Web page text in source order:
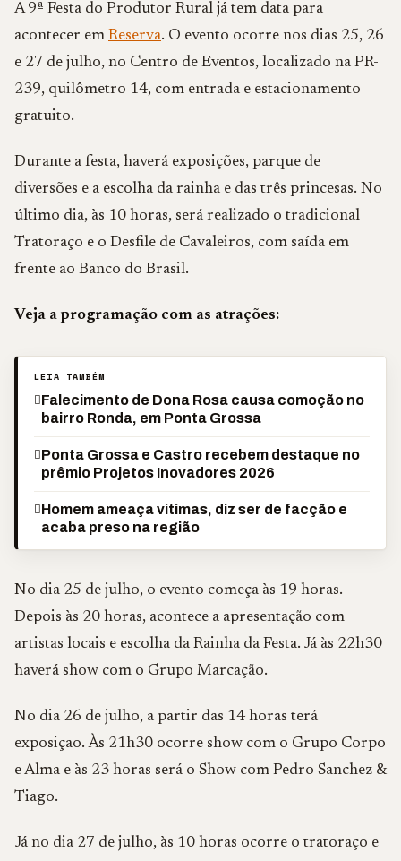
A 9ª Festa do Produtor Rural já tem data para
acontecer em Reserva. O evento ocorre nos dias 25, 26
e 27 de julho, no Centro de Eventos, localizado na PR-
239, quilômetro 14, com entrada e estacionamento
gratuito.
Durante a festa, haverá exposições, parque de
diversões e a escolha da rainha e das três princesas. No
último dia, às 10 horas, será realizado o tradicional
Tratoraço e o Desfile de Cavaleiros, com saída em
frente ao Banco do Brasil.
Veja a programação com as atrações:
LEIA TAMBÉM
Falecimento de Dona Rosa causa comoção no
bairro Ronda, em Ponta Grossa
Ponta Grossa e Castro recebem destaque no
prêmio Projetos Inovadores 2026
Homem ameaça vítimas, diz ser de facção e
acaba preso na região
No dia 25 de julho, o evento começa às 19 horas.
Depois às 20 horas, acontece a apresentação com
artistas locais e escolha da Rainha da Festa. Já às 22h30
haverá show com o Grupo Marcação.
No dia 26 de julho, a partir das 14 horas terá
exposiçao. Às 21h30 ocorre show com o Grupo Corpo
e Alma e às 23 horas será o Show com Pedro Sanchez &
Tiago.
Já no dia 27 de julho, às 10 horas ocorre o tratoraço e